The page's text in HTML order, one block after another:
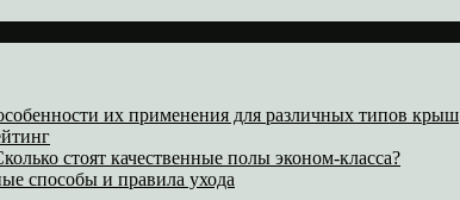
их применения для различных типов крыш
стоят качественные полы эконом-класса?
способы и правила ухода